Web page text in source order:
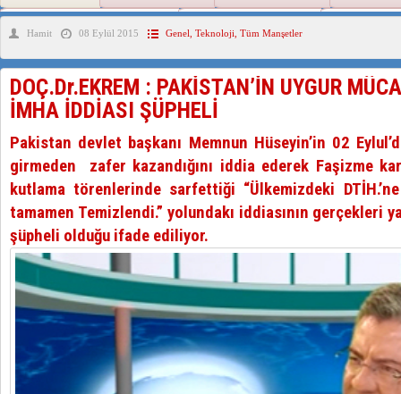
SAADET PARTİSİ İLÇE BAŞKANI : TEMMUZ AYI,DOĞU
İŞGALCİ ÇİN,DOĞU TÜRKİSTAN’DA EN AZ 143 BİN
Uygurlarda Düğün ve Cenaze
Hamit 08 Eylül 2015 Genel Teknoloji Tüm Manşetler
DOÇ.Dr.EKREM : PAKİSTAN’İN UYGUR
İMHA İDDİASI ŞÜPHELİ
Pakistan devlet başkanı Memnun Hüseyin’in 02
girmeden zafer kazandığını iddia ederek Faşizme
kutlama törenlerinde sarfettiği “Ülkemizdeki DTİH.’ne
tamamen Temizlendi.” yolundakı iddiasının gerçekleri
şüpheli olduğu ifade ediliyor.